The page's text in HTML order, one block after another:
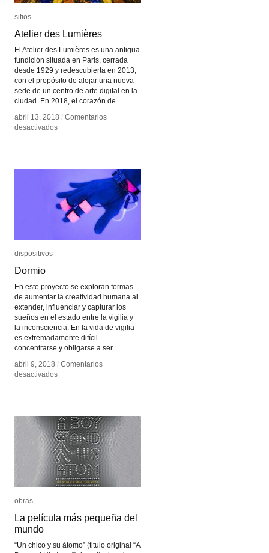
sitios
Atelier des Lumières
El Atelier des Lumières es una antigua
fundición situada en Paris, cerrada
desde 1929 y redescubierta en 2013,
con el propósito de alojar una nueva
sede de un centro de arte digital en la
ciudad. En 2018, el corazón de
abril 13, 2018 / Comentarios
desactivadosen
sitios
Atelier des Lumières
abril 13, 2018 / Comentarios
desactivadosen
dispositivos
Dormio
En este proyecto se exploran formas
de aumentar la creatividad humana al
extender, influenciar y capturar los
sueños en el estado entre la vigilia y
la inconsciencia. En la vida de vigilia
es extremadamente difícil
concentrarse y obligarse a ser
abril 9, 2018 / Comentarios
desactivadosen
dispositivos
Dormio
abril 9, 2018 / Comentarios
desactivadosen
obras
La película más pequeña del
mundo
“Un chico y su átomo” (titulo original “A
obras
La película más pequeña del
mundo